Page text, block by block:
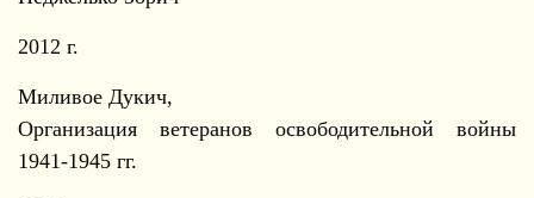
2012 г.
Миливое Дукич,
Организация ветеранов освободительной войны
1941-1945 гг.